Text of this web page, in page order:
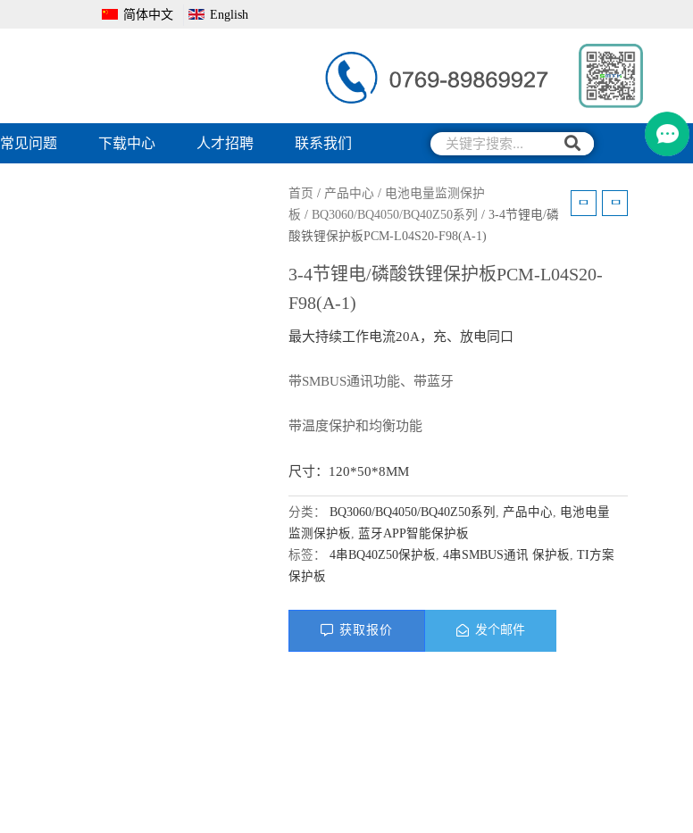
简体中文 English
常见问题 下载中心 人才招聘 联系我们
搜
索
搜
索
首页 / 产品中心 / 电池电量监测保护
板 / BQ3060/BQ4050/BQ40Z50系列 / 3-4节锂电/磷
酸铁锂保护板PCM-L04S20-F98(A-1)
3-4节锂电/磷酸铁锂保护板PCM-L04S20-
F98(A-1)
最大持续工作电流20A，充、放电同口
带SMBUS通讯功能、带蓝牙
带温度保护和均衡功能
尺寸：120*50*8MM
分类： BQ3060/BQ4050/BQ40Z50系列 , 产品中心, 电池电量
监测保护板, 蓝牙APP智能保护板
标签： 4串BQ40Z50保护板, 4串SMBUS通讯 保护板, TI方案
保护板
获取报价 发个邮件